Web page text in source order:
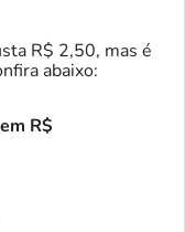
R$ 2,50, mas é
abaixo:
R$